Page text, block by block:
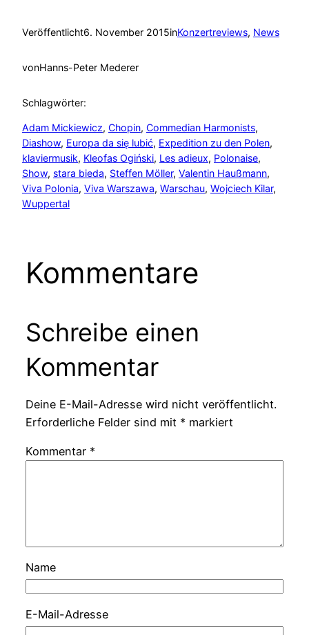
Veröffentlicht6. November 2015inKonzertreviews, News
vonHanns-Peter Mederer
Schlagwörter:
Adam Mickiewicz, Chopin, Commedian Harmonists
Diashow, Europa da się lubić, Expedition zu den Polen
klaviermusik, Kleofas Ogiński, Les adieux, Polonaise
Show, stara bieda, Steffen Möller, Valentin Haußmann
Viva Polonia, Viva Warszawa, Warschau, Wojciech Kilar
Wuppertal
Kommentare
Schreibe einen
Kommentar
Deine E-Mail-Adresse wird nicht veröffentlicht.
Erforderliche Felder sind mit * markiert
Kommentar *
Name
E-Mail-Adresse